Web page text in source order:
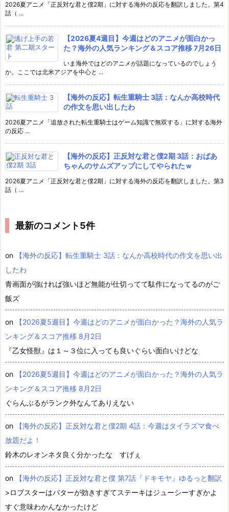
2026夏アニメ「正反対な君と僕2期」に対する海外の反応を翻訳しました。第4
話（ ...
【2026夏4週目】今週はどのアニメが面白かっ
た？海外の人気ランキング＆スコア推移 7月26日
いま海外ではどのアニメが話題になっているのでしょう
か。ここでは北米アジアを中心と ...
【海外の反応】転生重騎士 3話：なんか高校時代
の作文を思い出したわ
2026夏アニメ「追放された転生重騎士はゲーム知識で無双する」に対する海外
の反応 ...
【海外の反応】正反対な君と僕2期 3話：おばあ
ちゃんのサムズアップにしてやられたｗ
2026夏アニメ「正反対な君と僕2期」に対する海外の反応を翻訳しました。第3
話（ ...
最新のコメント5件
on
【海外の反応】転生重騎士 3話：なんか高校時代の作文を思い出
したわ
青画面が強ければ強いほど無能が仕切ってて駄作になってるのがご
飯ズ
on
【2026夏5週目】今週はどのアニメが面白かった？海外の人気ラ
ンキング＆スコア推移 8月2日
『乙女怪獣』は１～３位に入っても良いぐらい面白いけどな
on
【2026夏5週目】今週はどのアニメが面白かった？海外の人気ラ
ンキング＆スコア推移 8月2日
ぐらんぶるがランク外なんてありえない
on
【海外の反応】正反対な君と僕2期 4話：今週はタイラズマ食べ
放題だよ！
鈴木のレオンネタ良く分かったな すげぇ
on
【海外の反応】正反対な君と僕 第7話『ドキモヤ』ゆるっと翻訳
>ロブスターはバターが効きすぎてステーキはジューシーすぎかよ
すぐ意味わかんなかったけど